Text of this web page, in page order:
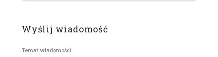
Wyślij wiadomość